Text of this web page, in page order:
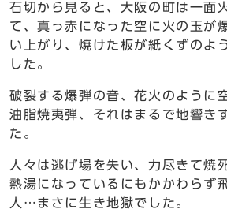
石切から見ると、大阪の町は一面
て、真っ赤になった空に火の玉が
い上がり、焼けた板が紙くずのよ
した。
破裂する爆弾の音、花火のように
油脂焼夷弾、それはまるで地響き
た。
人々は逃げ場を失い、力尽きて焼
熱湯になっているにもかかわらず
人…まさに生き地獄でした。